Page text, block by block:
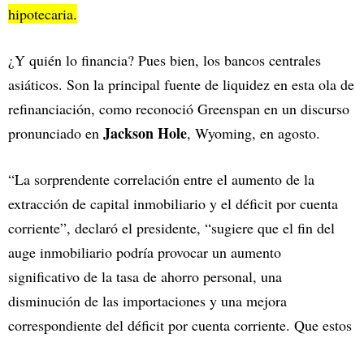
hipotecaria.
¿Y quién lo financia? Pues bien, los bancos centrales
asiáticos. Son la principal fuente de liquidez en esta ola de
refinanciación, como reconoció Greenspan en un discurso
pronunciado en Jackson Hole, Wyoming, en agosto.
“La sorprendente correlación entre el aumento de la
extracción de capital inmobiliario y el déficit por cuenta
corriente”, declaró el presidente, “sugiere que el fin del
auge inmobiliario podría provocar un aumento
significativo de la tasa de ahorro personal, una
disminución de las importaciones y una mejora
correspondiente del déficit por cuenta corriente. Que estos